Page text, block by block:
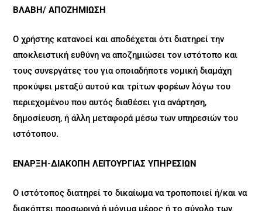
ΒΛΑΒΗ/ ΑΠΟΖΗΜΙΩΣΗ
Ο χρήστης κατανοεί και αποδέχεται ότι διατηρεί την
αποκλειστική ευθύνη να αποζημιώσει τον ιστότοπο και
τους συνεργάτες του για οποιαδήποτε νομική διαμάχη
προκύψει μεταξύ αυτού και τρίτων φορέων λόγω του
περιεχομένου που αυτός διαθέσει για ανάρτηση,
δημοσίευση, ή άλλη μεταφορά μέσω των υπηρεσιών του
ιστότοπου.
ΕΝΑΡΞΗ-ΔΙΑΚΟΠΗ ΛΕΙTΟΥΡΓΙΑΣ ΥΠΗΡΕΣΙΩΝ
Ο ιστότοπος διατηρεί το δικαίωμα να τροποποιεί ή/και να
διακόπτει προσωρινά ή μόνιμα μέρος ή το σύνολο των